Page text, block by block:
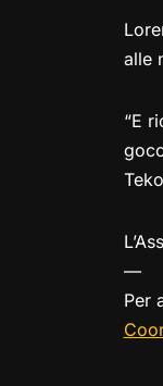
alle
“E
—
Per